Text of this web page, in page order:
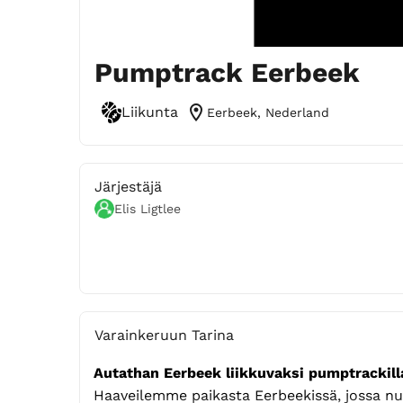
Pumptrack Eerbeek
Liikunta location_on Eerbeek, Nederland
Järjestäjä
Elis Ligtlee
Varainkeruun Tarina
Autathan Eerbeek liikkuvaksi
Haaveilemme paikasta Eerbeekissä, jossa